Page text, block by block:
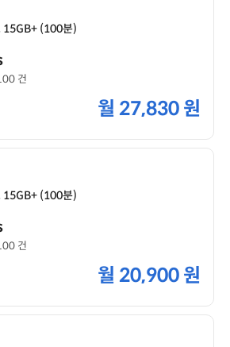
15GB+ (100분)
건
월 27,830 원
15GB+ (100분)
건
월 20,900 원